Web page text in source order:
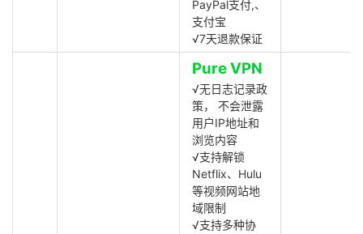
PayPal支付,、
支付宝
√7天退款保证
Pure VPN
√无日志记录政
策， 不会泄露
用户IP地址和
浏览内容
√支持解锁
Netflix、Hulu
等视频网站地
域限制
√支持多种协